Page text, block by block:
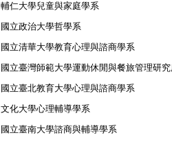
輔仁大學兒童與家庭學系
國立政治大學哲學系
國立清華大學教育心理與諮商學系
國立臺灣師範大學運動休閒與餐旅管理研
國立臺北教育大學心理與諮商學系
文化大學心理輔導學系
國立臺南大學諮商與輔導學系